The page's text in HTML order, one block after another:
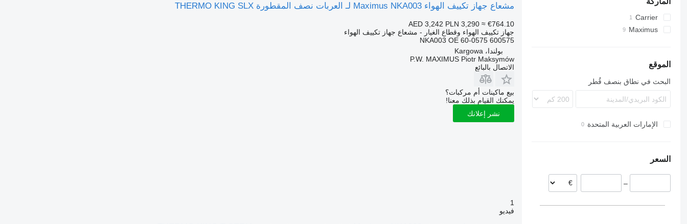
Carrier
Maximus
الموقع
البحث في نطاق بنصف قُطر
الإمارات العربية المتحدة
السعر
–
مشعاع جهاز تكييف الهواء Maximus NKA003 لـ العربات نصف المقطورة THERMO KING SLX
AED 3,242 PLN 3,290 ≈ €764.10
جهاز تكييف الهواء وقطاع الغيار - مشعاع جهاز تكييف الهواء
NKA003 OE 60-0575 600575
بولندا، Kargowa
P.W. MAXIMUS Piotr Maksymów
الاتصال بالبائع
بيع ماكينات أم مركبات؟
يمكنك القيام بذلك معنا!
نشر إعلانك
1
فيديو